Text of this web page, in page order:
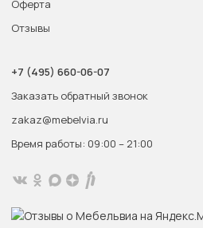
Оферта
Отзывы
+7 (495) 660-06-07
Заказать обратный звонок
zakaz@mebelvia.ru
Время работы: 09:00 – 21:00